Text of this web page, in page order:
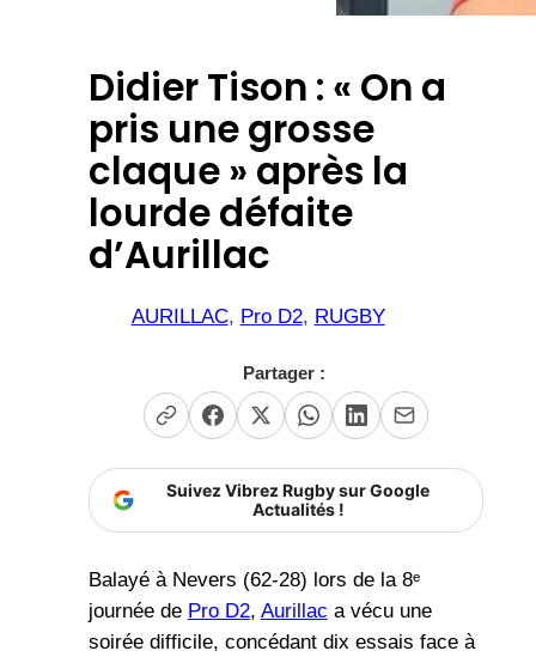
Didier Tison : « On a
pris une grosse
claque » après la
lourde défaite
d’Aurillac
AURILLAC, Pro D2, RUGBY
Partager :
Suivez Vibrez Rugby sur Google
Actualités !
Balayé à Nevers (62-28) lors de la 8ᵉ
journée de Pro D2, Aurillac a vécu une
soirée difficile, concédant dix essais face à